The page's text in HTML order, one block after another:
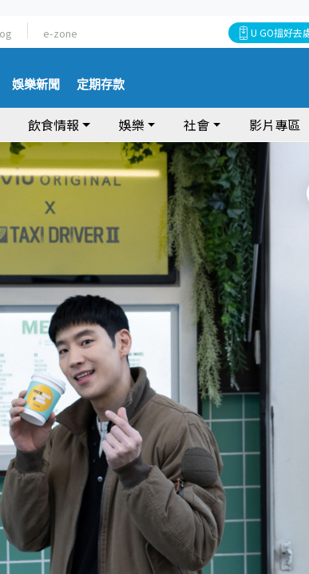
e-zone U GO搵好去
娛樂新聞 定期存款
飲食情報 娛樂 社會 影片專區